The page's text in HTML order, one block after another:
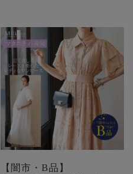
【闇市・B品】